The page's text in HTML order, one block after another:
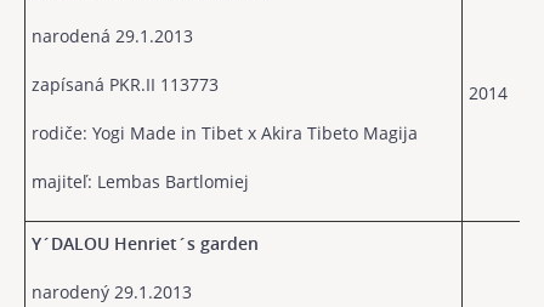
narodená 29.1.2013
zapísaná PKR.II 113773
rodiče: Yogi Made in Tibet x Akira Tibeto Magija
majiteľ: Lembas Bartlomiej
2014
Y´DALOU Henriet´s garden
narodený 29.1.2013